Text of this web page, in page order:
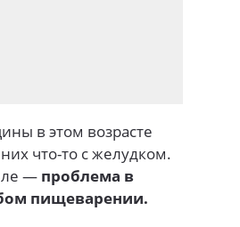
в этом возрасте
что-то с желудком.
— проблема в
пищеварении.